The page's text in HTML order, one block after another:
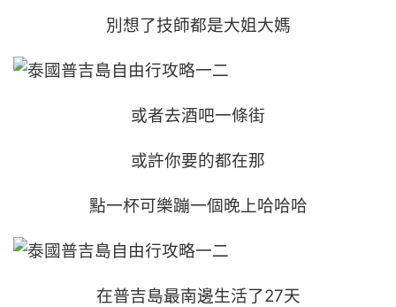
別想了技師都是大姐大媽
或者去酒吧一條街
或許你要的都在那
點一杯可樂蹦一個晚上哈哈哈
在普吉島最南邊生活了27天